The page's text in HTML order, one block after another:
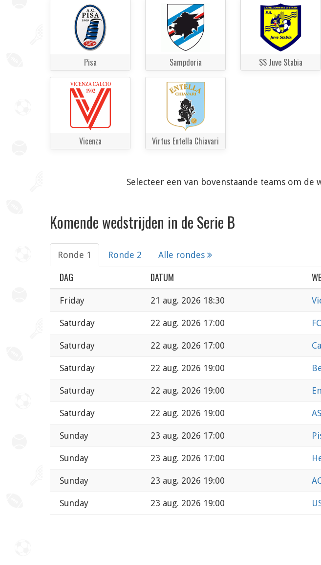
Pisa Sampdoria SS Juve Stabia
Vicenza Virtus Entella Chiavari
Selecteer een van bovenstaande teams om de
Komende wedstrijden in de Serie B
Ronde 1 Ronde 2 Alle rondes
DAG DATUM
Friday 21 aug. 2026 18:30
Saturday 22 aug. 2026 17:00
Saturday 22 aug. 2026 17:00
Saturday 22 aug. 2026 19:00
Saturday 22 aug. 2026 19:00
Saturday 22 aug. 2026 19:00
Sunday 23 aug. 2026 17:00
Sunday 23 aug. 2026 17:00
Sunday 23 aug. 2026 19:00
Sunday 23 aug. 2026 19:00